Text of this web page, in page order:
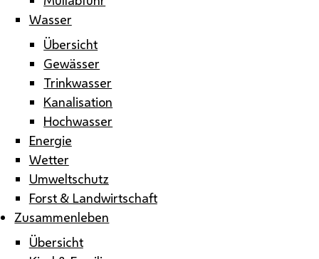
Wasser
Übersicht
Gewässer
Trinkwasser
Kanalisation
Hochwasser
Energie
Wetter
Umweltschutz
Forst & Landwirtschaft
Zusammenleben
Übersicht